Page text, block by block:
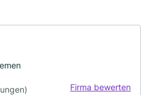
Firma bewerten